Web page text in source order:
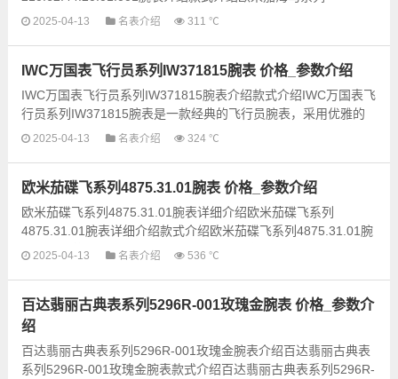
210.62.44.20.01.001腕表是一款经典而优雅的手表，采用了深
2025-04-13 名表介绍 311 ℃
IWC万国表飞行员系列IW371815腕表 价格_参数介绍
IWC万国表飞行员系列IW371815腕表介绍款式介绍IWC万国表飞
行员系列IW371815腕表是一款经典的飞行员腕表，采用优雅的
设计风格和精湛的工艺制造。该款式的特色在于其简约的表盘...
2025-04-13 名表介绍 324 ℃
欧米茄碟飞系列4875.31.01腕表 价格_参数介绍
欧米茄碟飞系列4875.31.01腕表详细介绍欧米茄碟飞系列
4875.31.01腕表详细介绍款式介绍欧米茄碟飞系列4875.31.01腕
表是欧米茄品牌经典系列中的一款精品。这款腕表以其简约大...
2025-04-13 名表介绍 536 ℃
百达翡丽古典表系列5296R-001玫瑰金腕表 价格_参数介
绍
百达翡丽古典表系列5296R-001玫瑰金腕表介绍百达翡丽古典表
系列5296R-001玫瑰金腕表款式介绍百达翡丽古典表系列5296R-